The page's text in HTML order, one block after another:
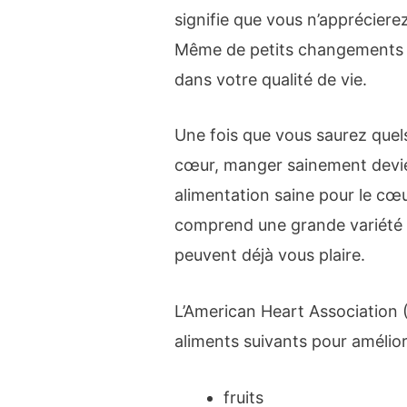
signifie que vous
Même de petits
dans votre qualité de vie.
Une fois que vous saurez
cœur, manger sainement
alimentation saine pour le
comprend une grande
peuvent déjà vous plaire.
L’American Heart
aliments suivants pour
fruits